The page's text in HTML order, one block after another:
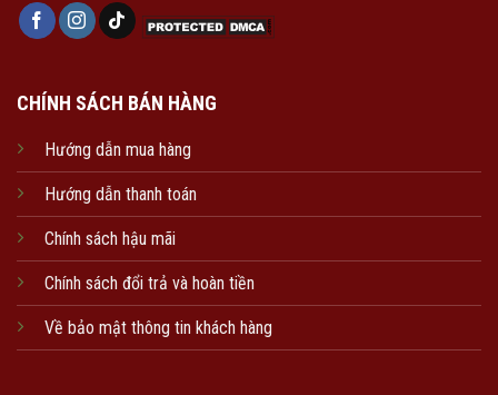
CHÍNH SÁCH BÁN HÀNG
Hướng dẫn mua hàng
Hướng dẫn thanh toán
Chính sách hậu mãi
Chính sách đổi trả và hoàn tiền
Về bảo mật thông tin khách hàng